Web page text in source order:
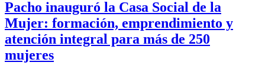
Pacho inauguró la Casa Social de la
Mujer: formación, emprendimiento y
atención integral para más de 250
mujeres